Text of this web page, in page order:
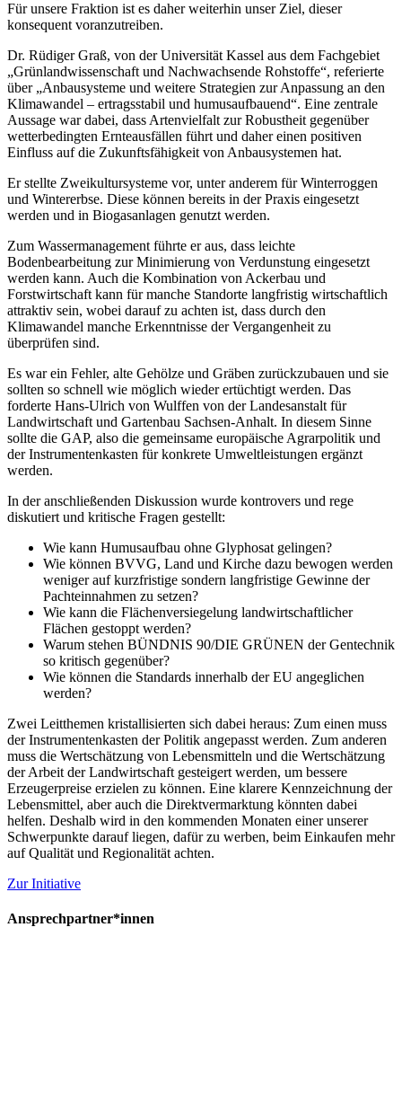
Für unsere Fraktion ist es daher weiterhin unser Ziel, dieser
konsequent voranzutreiben.
Dr. Rüdiger Graß, von der Universität Kassel aus dem Fachgebiet
„Grünlandwissenschaft und Nachwachsende Rohstoffe“, referierte
über „Anbausysteme und weitere Strategien zur Anpassung an den
Klimawandel – ertragsstabil und humusaufbauend“. Eine zentrale
Aussage war dabei, dass Artenvielfalt zur Robustheit gegenüber
wetterbedingten Ernteausfällen führt und daher einen positiven
Einfluss auf die Zukunftsfähigkeit von Anbausystemen hat.
Er stellte Zweikultursysteme vor, unter anderem für Winterroggen
und Wintererbse. Diese können bereits in der Praxis eingesetzt
werden und in Biogasanlagen genutzt werden.
Zum Wassermanagement führte er aus, dass leichte
Bodenbearbeitung zur Minimierung von Verdunstung eingesetzt
werden kann. Auch die Kombination von Ackerbau und
Forstwirtschaft kann für manche Standorte langfristig wirtschaftlich
attraktiv sein, wobei darauf zu achten ist, dass durch den
Klimawandel manche Erkenntnisse der Vergangenheit zu
überprüfen sind.
Es war ein Fehler, alte Gehölze und Gräben zurückzubauen und sie
sollten so schnell wie möglich wieder ertüchtigt werden. Das
forderte Hans-Ulrich von Wulffen von der Landesanstalt für
Landwirtschaft und Gartenbau Sachsen-Anhalt. In diesem Sinne
sollte die GAP, also die gemeinsame europäische Agrarpolitik und
der Instrumentenkasten für konkrete Umweltleistungen ergänzt
werden.
In der anschließenden Diskussion wurde kontrovers und rege
diskutiert und kritische Fragen gestellt:
Wie kann Humusaufbau ohne Glyphosat gelingen?
Wie können BVVG, Land und Kirche dazu bewogen werden
weniger auf kurzfristige sondern langfristige Gewinne der
Pachteinnahmen zu setzen?
Wie kann die Flächenversiegelung landwirtschaftlicher
Flächen gestoppt werden?
Warum stehen BÜNDNIS 90/DIE GRÜNEN der Gentechnik
so kritisch gegenüber?
Wie können die Standards innerhalb der EU angeglichen
werden?
Zwei Leitthemen kristallisierten sich dabei heraus: Zum einen muss
der Instrumentenkasten der Politik angepasst werden. Zum anderen
muss die Wertschätzung von Lebensmitteln und die Wertschätzung
der Arbeit der Landwirtschaft gesteigert werden, um bessere
Erzeugerpreise erzielen zu können. Eine klarere Kennzeichnung der
Lebensmittel, aber auch die Direktvermarktung könnten dabei
helfen. Deshalb wird in den kommenden Monaten einer unserer
Schwerpunkte darauf liegen, dafür zu werben, beim Einkaufen mehr
auf Qualität und Regionalität achten.
Zur Initiative
Ansprechpartner*innen